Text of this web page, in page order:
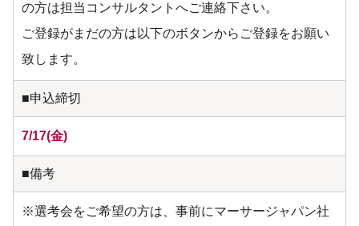
の方は担当コンサルタントへご連絡下さい。
ご登録がまだの方は以下のボタンからご登録をお願い
致します。
■申込締切
7/17(金)
■備考
※選考会をご希望の方は、事前にマーサージャパン社